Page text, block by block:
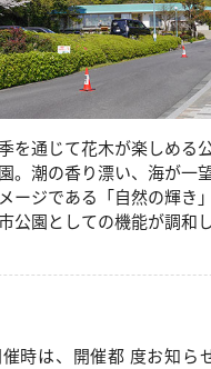
を通じて花木が楽しめる
。潮の香り漂い、海が一
ージである「自然の輝き
公園としての機能が調和
時は、開催都 度お知ら